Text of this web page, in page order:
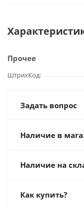
Прочее
ШтрихКод
Задать вопрос
Наличие в
Наличие на
Как купить?